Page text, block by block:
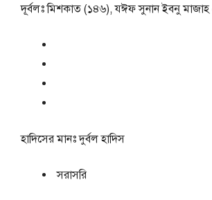
দূর্বলঃ মিশকাত (১৪৬), যঈফ সুনান ইবনু
হাদিসের মানঃদুর্বল হাদিস
সরাসরি